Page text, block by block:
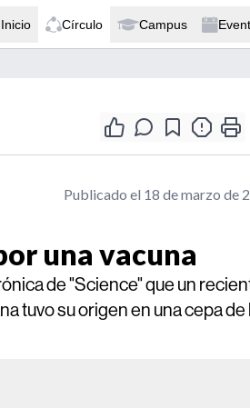
Inicio Círculo Campus
Publicado el 18 de marzo de
una vacuna
de "Science" que un
tuvo su origen en una cepa de